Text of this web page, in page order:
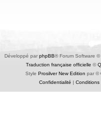
Développé par phpBB® Forum Software ©
Traduction française officielle ©
Style Prosilver New Edition par ©
Confidentialité
Conditions